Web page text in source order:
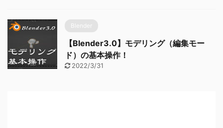
Blender
【Blender3.0】モデリング（編集モー
ド）の基本操作！
2022/3/31